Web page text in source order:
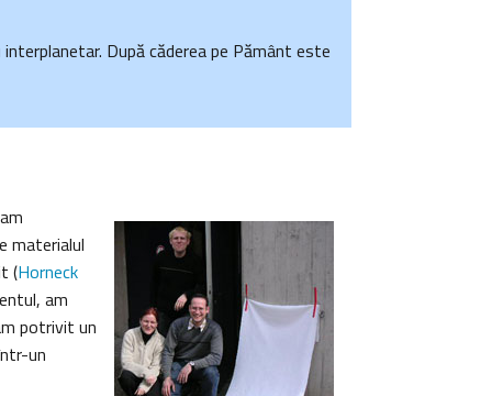
După căderea pe Pământ este
materialul
(Horneck
am
potrivit un
un